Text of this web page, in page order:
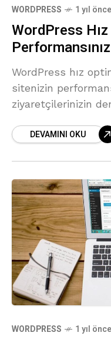
WORDPRESS 1 yıl önce
WordPress
WordPress hız
sitenizin
ziyaretçilerinizin
DEVAMINI OKU
WORDPRESS 1 yıl önce